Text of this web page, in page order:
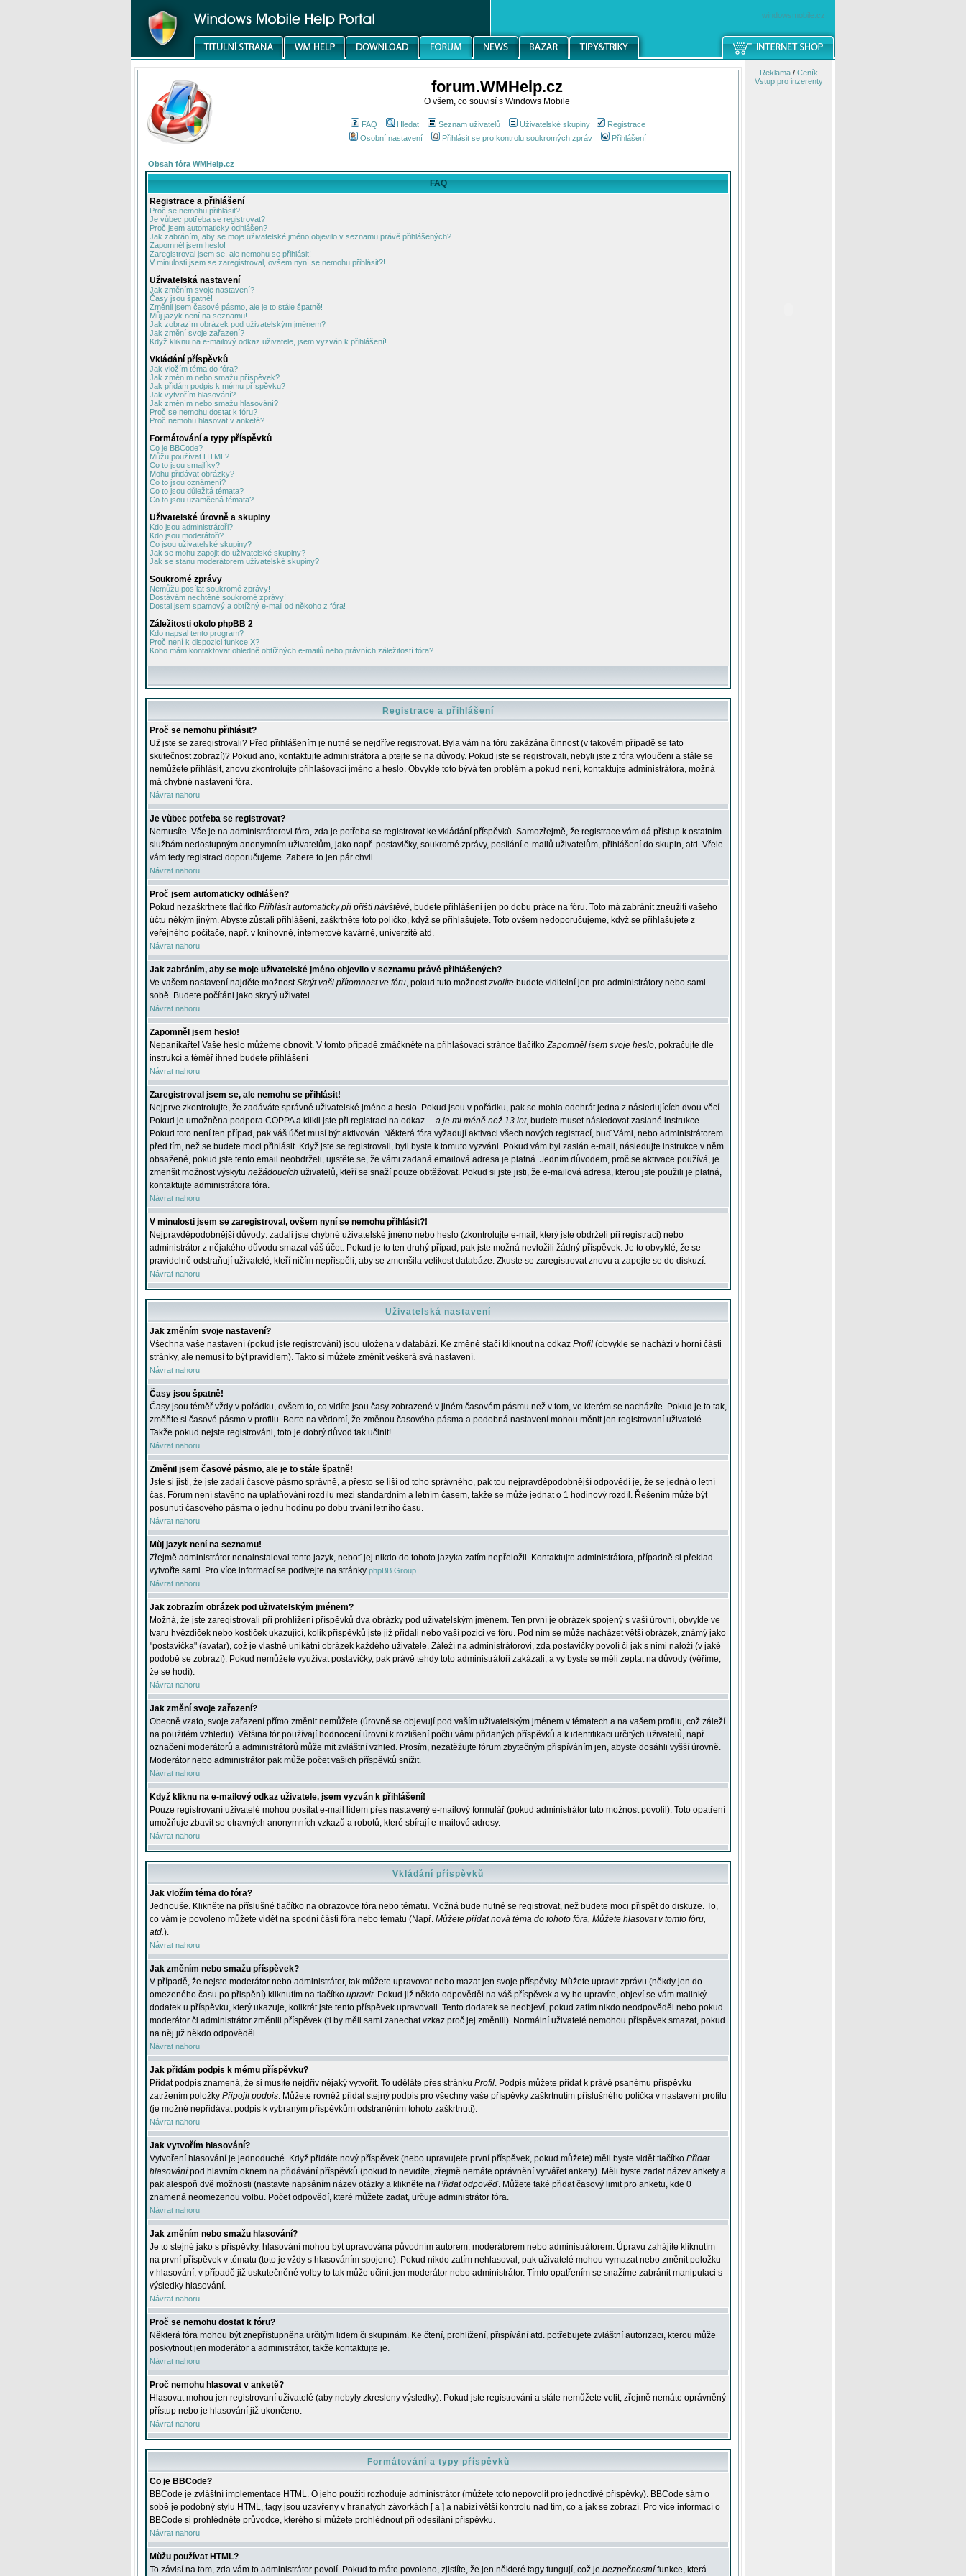
windowsmobile.cz
forum.WMHelp.cz
O všem, co souvisí s Windows Mobile
FAQ Hledat Seznam uživatelů Uživatelské skupiny
Registrace
Osobní nastavení
Přihlásit se pro kontrolu soukromých zpráv Přihlášení
Obsah fóra WMHelp.cz
FAQ
Registrace a přihlášení
Proč se nemohu přihlásit?
Je vůbec potřeba se registrovat?
Proč jsem automaticky odhlášen?
Jak zabráním, aby se moje uživatelské jméno objevilo v seznamu právě přihlášených?
Zapomněl jsem heslo!
Zaregistroval jsem se, ale nemohu se přihlásit!
V minulosti jsem se zaregistroval, ovšem nyní se nemohu přihlásit?!
Uživatelská nastavení
Jak změním svoje nastavení?
Časy jsou špatně!
Změnil jsem časové pásmo, ale je to stále špatně!
Můj jazyk není na seznamu!
Jak zobrazím obrázek pod uživatelským jménem?
Jak změní svoje zařazení?
Když kliknu na e-mailový odkaz uživatele, jsem vyzván k přihlášení!
Vkládání příspěvků
Jak vložím téma do fóra?
Jak změním nebo smažu příspěvek?
Jak přidám podpis k mému příspěvku?
Jak vytvořím hlasování?
Jak změním nebo smažu hlasování?
Proč se nemohu dostat k fóru?
Proč nemohu hlasovat v anketě?
Formátování a typy příspěvků
Co je BBCode?
Můžu používat HTML?
Co to jsou smajlíky?
Mohu přidávat obrázky?
Co to jsou oznámení?
Co to jsou důležitá témata?
Co to jsou uzamčená témata?
Uživatelské úrovně a skupiny
Kdo jsou administrátoři?
Kdo jsou moderátoři?
Co jsou uživatelské skupiny?
Jak se mohu zapojit do uživatelské skupiny?
Jak se stanu moderátorem uživatelské skupiny?
Soukromé zprávy
Nemůžu posílat soukromé zprávy!
Dostávám nechtěné soukromé zprávy!
Dostal jsem spamový a obtížný e-mail od někoho z fóra!
Záležitosti okolo phpBB 2
Kdo napsal tento program?
Proč není k dispozici funkce X?
Koho mám kontaktovat ohledně obtížných e-mailů nebo právních záležitostí fóra?
Registrace a přihlášení
Proč se nemohu přihlásit?
Už jste se zaregistrovali? Před přihlášením je nutné se nejdříve registrovat. Byla vám na fóru zakázána činnost (v takovém případě se tato
skutečnost zobrazí)? Pokud ano, kontaktujte administrátora a ptejte se na důvody. Pokud jste se registrovali, nebyli jste z fóra vyloučeni a stále se
nemůžete přihlásit, znovu zkontrolujte přihlašovací jméno a heslo. Obvykle toto bývá ten problém a pokud není, kontaktujte administrátora, možná
má chybné nastavení fóra.
Návrat nahoru
Je vůbec potřeba se registrovat?
Nemusíte. Vše je na administrátorovi fóra, zda je potřeba se registrovat ke vkládání příspěvků. Samozřejmě, že registrace vám dá přístup k ostatním
službám nedostupným anonymním uživatelům, jako např. postavičky, soukromé zprávy, posílání e-mailů uživatelům, přihlášení do skupin, atd. Vřele
vám tedy registraci doporučujeme. Zabere to jen pár chvil.
Návrat nahoru
Proč jsem automaticky odhlášen?
Pokud nezaškrtnete tlačítko Přihlásit automaticky při příští návštěvě, budete přihlášeni jen po dobu práce na fóru. Toto má zabránit zneužití vašeho
účtu někým jiným. Abyste zůstali přihlášeni, zaškrtněte toto políčko, když se přihlašujete. Toto ovšem nedoporučujeme, když se přihlašujete z
veřejného počítače, např. v knihovně, internetové kavárně, univerzitě atd.
Návrat nahoru
Jak zabráním, aby se moje uživatelské jméno objevilo v seznamu právě přihlášených?
Ve vašem nastavení najděte možnostSkrýt vaši přítomnost ve fóru, pokud tuto možnostzvolíte budete viditelní jen pro administrátory nebo sami
sobě. Budete počítáni jako skrytý uživatel.
Návrat nahoru
Zapomněl jsem heslo!
Nepanikařte! Vaše heslo můžeme obnovit. V tomto případě zmáčkněte na přihlašovací stránce tlačítkoZapomněl jsem svoje heslo, pokračujte dle
instrukcí a téměř ihned budete přihlášeni
Návrat nahoru
Zaregistroval jsem se, ale nemohu se přihlásit!
Nejprve zkontrolujte, že zadáváte správné uživatelské jméno a heslo. Pokud jsou v pořádku, pak se mohla odehrát jedna z následujících dvou věcí.
Pokud je umožněna podpora COPPA a klikli jste při registraci na odkaz ... a je mi méně než 13 let, budete muset následovat zaslané instrukce.
Pokud toto není ten případ, pak váš účet musí být aktivován. Některá fóra vyžadují aktivaci všech nových registrací, buď Vámi, nebo administrátorem
před tím, než se budete moci přihlásit. Když jste se registrovali, byli byste k tomuto vyzváni. Pokud vám byl zaslán e-mail, následujte instrukce v něm
obsažené, pokud jste tento email neobdrželi, ujistěte se, že vámi zadaná emailová adresa je platná. Jedním důvodem, proč se aktivace používá, je
zmenšit možnost výskytu nežádoucích uživatelů, kteří se snaží pouze obtěžovat. Pokud si jste jisti, že e-mailová adresa, kterou jste použili je platná,
kontaktujte administrátora fóra.
Návrat nahoru
V minulosti jsem se zaregistroval, ovšem nyní se nemohu přihlásit?!
Nejpravděpodobnější důvody: zadali jste chybné uživatelské jméno nebo heslo (zkontrolujte e-mail, který jste obdrželi při registraci) nebo
administrátor z nějakého důvodu smazal váš účet. Pokud je to ten druhý případ, pak jste možná nevložili žádný příspěvek. Je to obvyklé, že se
pravidelně odstraňují uživatelé, kteří ničím nepřispěli, aby se zmenšila velikost databáze. Zkuste se zaregistrovat znovu a zapojte se do diskuzí.
Návrat nahoru
Uživatelská nastavení
Jak změním svoje nastavení?
Všechna vaše nastavení (pokud jste registrováni) jsou uložena v databázi. Ke změně stačí kliknout na odkaz Profil (obvykle se nachází v horní části
stránky, ale nemusí to být pravidlem). Takto si můžete změnit veškerá svá nastavení.
Návrat nahoru
Časy jsou špatně!
Časy jsou téměř vždy v pořádku, ovšem to, co vidíte jsou časy zobrazené v jiném časovém pásmu než v tom, ve kterém se nacházíte. Pokud je to tak,
změňte si časové pásmo v profilu. Berte na vědomí, že změnou časového pásma a podobná nastavení mohou měnit jen registrovaní uživatelé.
Takže pokud nejste registrováni, toto je dobrý důvod tak učinit!
Návrat nahoru
Změnil jsem časové pásmo, ale je to stále špatně!
Jste si jisti, že jste zadali časové pásmo správně, a přesto se liší od toho správného, pak tou nejpravděpodobnější odpovědí je, že se jedná o letní
čas. Fórum není stavěno na uplatňování rozdílu mezi standardním a letním časem, takže se může jednat o 1 hodinový rozdíl. Řešením může být
posunutí časového pásma o jednu hodinu po dobu trvání letního času.
Návrat nahoru
Můj jazyk není na seznamu!
Zřejmě administrátor nenainstaloval tento jazyk, neboť jej nikdo do tohoto jazyka zatím nepřeložil. Kontaktujte administrátora, případně si překlad
vytvořte sami. Pro více informací se podívejte na stránky phpBB Group.
Návrat nahoru
Jak zobrazím obrázek pod uživatelským jménem?
Možná, že jste zaregistrovali při prohlížení příspěvků dva obrázky pod uživatelským jménem. Ten první je obrázek spojený s vaší úrovní, obvykle ve
tvaru hvězdiček nebo kostiček ukazující, kolik příspěvků jste již přidali nebo vaší pozici ve fóru. Pod ním se může nacházet větší obrázek, známý jako
"postavička" (avatar), což je vlastně unikátní obrázek každého uživatele. Záleží na administrátorovi, zda postavičky povolí či jak s nimi naloží (v jaké
podobě se zobrazí). Pokud nemůžete využívat postavičky, pak právě tehdy toto administrátoři zakázali, a vy byste se měli zeptat na důvody (věříme,
že se hodí).
Návrat nahoru
Jak změní svoje zařazení?
Obecně vzato, svoje zařazení přímo změnit nemůžete (úrovně se objevují pod vaším uživatelským jménem v tématech a na vašem profilu, což záleží
na použitém vzhledu). Většina fór používají hodnocení úrovní k rozlišení počtu vámi přidaných příspěvků a k identifikaci určitých uživatelů, např.
označení moderátorů a administrátorů může mít zvláštní vzhled. Prosím, nezatěžujte fórum zbytečným přispíváním jen, abyste dosáhli vyšší úrovně.
Moderátor nebo administrátor pak může počet vašich příspěvků snížit.
Návrat nahoru
Když kliknu na e-mailový odkaz uživatele, jsem vyzván k přihlášení!
Pouze registrovaní uživatelé mohou posílat e-mail lidem přes nastavený e-mailový formulář (pokud administrátor tuto možnost povolil). Toto opatření
umožňuje zbavit se otravných anonymních vzkazů a robotů, které sbírají e-mailové adresy.
Návrat nahoru
Vkládání příspěvků
Jak vložím téma do fóra?
Jednouše. Klikněte na příslušné tlačítko na obrazovce fóra nebo tématu. Možná bude nutné se registrovat, než budete moci přispět do diskuze. To,
co vám je povoleno můžete vidět na spodní části fóra nebo tématu (Např. Můžete přidat nová téma do tohoto fóra, Můžete hlasovat v tomto fóru,
atd.).
Návrat nahoru
Jak změním nebo smažu příspěvek?
V případě, že nejste moderátor nebo administrátor, tak můžete upravovat nebo mazat jen svoje příspěvky. Můžete upravit zprávu (někdy jen do
omezeného času po přispění) kliknutím na tlačítko upravit. Pokud již někdo odpověděl na váš příspěvek a vy ho upravíte, objeví se vám malinký
dodatek u příspěvku, který ukazuje, kolikrát jste tento příspěvek upravovali. Tento dodatek se neobjeví, pokud zatím nikdo neodpověděl nebo pokud
moderátor či administrátor změnili příspěvek (ti by měli sami zanechat vzkaz proč jej změnili). Normální uživatelé nemohou příspěvek smazat, pokud
na něj již někdo odpověděl.
Návrat nahoru
Jak přidám podpis k mému příspěvku?
Přidat podpis znamená, že si musíte nejdřív nějaký vytvořit. To uděláte přes stránku Profil. Podpis můžete přidat k právě psanému příspěvku
zatržením položky Připojit podpis. Můžete rovněž přidat stejný podpis pro všechny vaše příspěvky zaškrtnutím příslušného políčka v nastavení profilu
(je možné nepřidávat podpis k vybraným příspěvkům odstraněním tohoto zaškrtnutí).
Návrat nahoru
Jak vytvořím hlasování?
Vytvoření hlasování je jednoduché. Když přidáte nový příspěvek (nebo upravujete první příspěvek, pokud můžete) měli byste vidět tlačítko Přidat
hlasování pod hlavním oknem na přidávání příspěvků (pokud to nevidíte, zřejmě nemáte oprávnění vytvářet ankety). Měli byste zadat název ankety a
pak alespoň dvě možnosti (nastavte napsáním název otázky a klikněte na Přidat odpověď. Můžete také přidat časový limit pro anketu, kde 0
znamená neomezenou volbu. Počet odpovědí, které můžete zadat, určuje administrátor fóra.
Návrat nahoru
Jak změním nebo smažu hlasování?
Je to stejné jako s příspěvky, hlasování mohou být upravována původním autorem, moderátorem nebo administrátorem. Úpravu zahájíte kliknutím
na první příspěvek v tématu (toto je vždy s hlasováním spojeno). Pokud nikdo zatím nehlasoval, pak uživatelé mohou vymazat nebo změnit položku
v hlasování, v případě již uskutečněné volby to tak může učinit jen moderátor nebo administrátor. Tímto opatřením se snažíme zabránit manipulaci s
výsledky hlasování.
Návrat nahoru
Proč se nemohu dostat k fóru?
Některá fóra mohou být znepřístupněna určitým lidem či skupinám. Ke čtení, prohlížení, přispívání atd. potřebujete zvláštní autorizaci, kterou může
poskytnout jen moderátor a administrátor, takže kontaktujte je.
Návrat nahoru
Proč nemohu hlasovat v anketě?
Hlasovat mohou jen registrovaní uživatelé (aby nebyly zkresleny výsledky). Pokud jste registrováni a stále nemůžete volit, zřejmě nemáte oprávněný
přístup nebo je hlasování již ukončeno.
Návrat nahoru
Formátování a typy příspěvků
Co je BBCode?
BBCode je zvláštní implementace HTML. O jeho použití rozhoduje administrátor (můžete toto nepovolit pro jednotlivé příspěvky). BBCode sám o
sobě je podobný stylu HTML, tagy jsou uzavřeny v hranatých závorkách [ a ] a nabízí větší kontrolu nad tím, co a jak se zobrazí. Pro více informací o
BBCode si prohlédněte průvodce, kterého si můžete prohlédnout při odesílání příspěvku.
Návrat nahoru
Můžu používat HTML?
To závisí na tom, zda vám to administrátor povolí. Pokud to máte povoleno, zjistíte, že jen některé tagy fungují, což je bezpečnostní funkce, která
Reklama/ Ceník
Vstup pro inzerenty